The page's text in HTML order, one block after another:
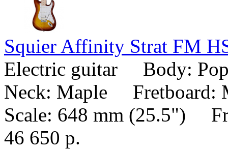
Squier Affinity Strat FM
Electric guitar Body:
Neck: Maple
Scale: 648 mm (25.5")
46 650 р.